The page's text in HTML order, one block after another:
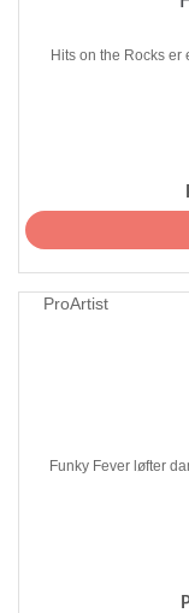
Hits on the Rocks er
ProArtist
Funky Fever løfter